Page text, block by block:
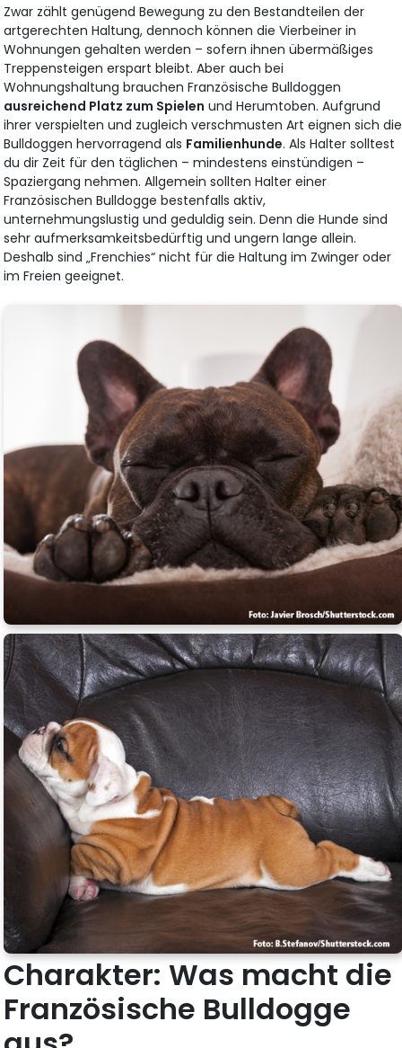
Zwar zählt genügend Bewegung zu den Bestandteilen der
artgerechten Haltung, dennoch können die Vierbeiner in
Wohnungen gehalten werden – sofern ihnen übermäßiges
Treppensteigen erspart bleibt. Aber auch bei
Wohnungshaltung brauchen Französische Bulldoggen
ausreichend Platz zum Spielen und Herumtoben. Aufgrund
ihrer verspielten und zugleich verschmusten Art eignen sich die
Bulldoggen hervorragend als Familienhunde. Als Halter solltest
du dir Zeit für den täglichen – mindestens einstündigen –
Spaziergang nehmen. Allgemein sollten Halter einer
Französischen Bulldogge bestenfalls aktiv,
unternehmungslustig und geduldig sein. Denn die Hunde sind
sehr aufmerksamkeitsbedürftig und ungern lange allein.
Deshalb sind „Frenchies“ nicht für die Haltung im Zwinger oder
im Freien geeignet.
Charakter: Was macht die
Französische Bulldogge